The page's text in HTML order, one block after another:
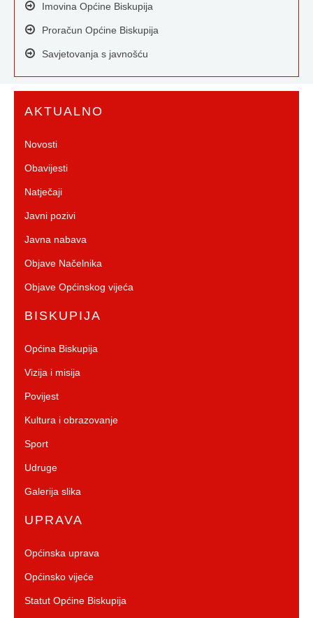
Imovina Općine Biskupija
Proračun Općine Biskupija
Savjetovanja s javnošću
AKTUALNO
Novosti
Obavijesti
Natječaji
Javni pozivi
Javna nabava
Objave Načelnika
Objave Općinskog vijeća
BISKUPIJA
Općina Biskupija
Vizija i misija
Povijest
Kultura i obrazovanje
Sport
Udruge
Galerija slika
UPRAVA
Općinska uprava
Općinsko vijeće
Statut Općine Biskupija